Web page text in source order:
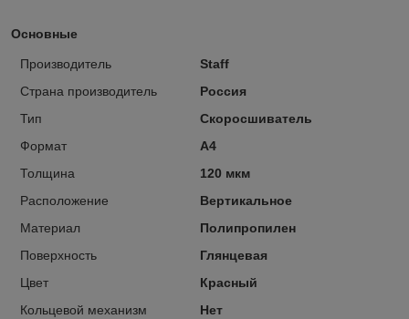
Основные
Производитель
Staff
Страна производитель
Россия
Тип
Скоросшиватель
Формат
A4
Толщина
120 мкм
Расположение
Вертикальное
Материал
Полипропилен
Поверхность
Глянцевая
Цвет
Красный
Кольцевой механизм
Нет